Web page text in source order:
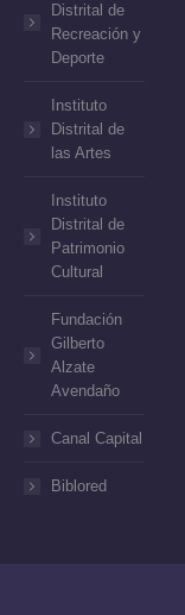
Distrital de
Recreación y
Deporte
Instituto
Distrital de
las Artes
Instituto
Distrital de
Patrimonio
Cultural
Fundación
Gilberto
Alzate
Avendaño
Canal Capital
Biblored